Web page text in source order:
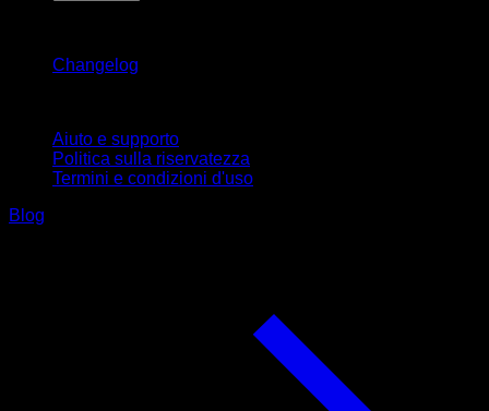
Changelog
Aiuto e supporto
Politica sulla riservatezza
Termini e condizioni d'uso
Blog